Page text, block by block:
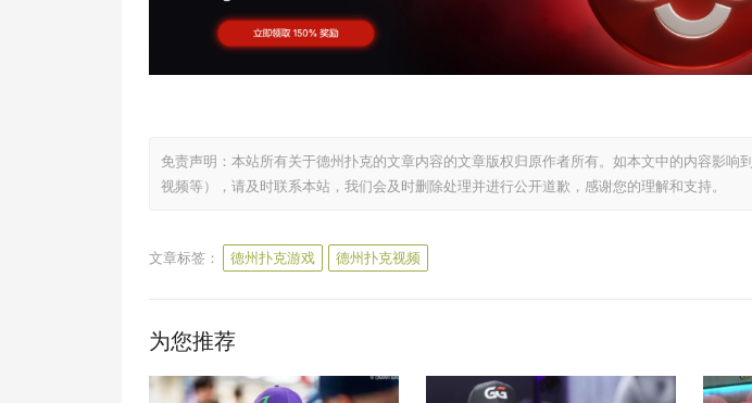
免责声明：本站所有关于德州扑克的文章内容的文章版权归原作者所有。如本文中的内容影响
视频等），请及时联系本站，我们会及时删除处理并进行公开道歉，感谢您的理解和支持。
文章标签： 德州扑克游戏 德州扑克视频
为您推荐